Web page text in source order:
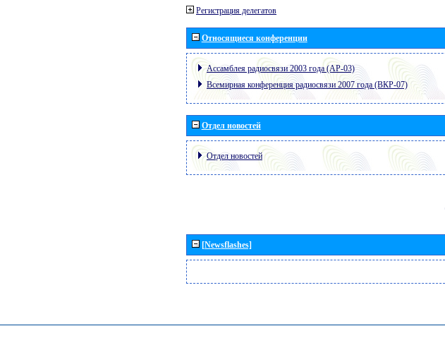
Регистрация делегатов
Относящиеся конференции
Ассамблея радиосвязи 2003 года (АР-03)
Всемирная конференция радиосвязи 2007 года (ВКР-07)
Отдел новостей
Отдел новостей
[Newsflashes]